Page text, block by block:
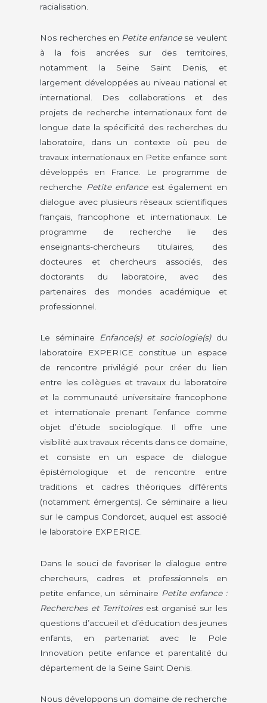
racialisation.
Nos recherches en Petite enfancese veulent
à la fois ancrées sur des territoires,
notamment la Seine Saint Denis, et
largement développées au niveau national et
international. Des collaborations et des
projets de recherche internationaux font de
longue date la spécificité des recherches du
laboratoire, dans un contexte où peu de
travaux internationaux en Petite enfance sont
développés en France. Le programme de
recherche
Petite enfance est également en
dialogue avec plusieurs réseaux scientifiques
français, francophone et internationaux. Le
programme de recherche lie des
enseignants-chercheurs titulaires, des
docteures et chercheurs associés, des
doctorants du laboratoire, avec des
partenaires des mondes académique et
professionnel.
Le séminaire Enfance(s) et sociologie(s)du
laboratoire EXPERICE constitue un espace
de rencontre privilégié pour créer du lien
entre les collègues et travaux du laboratoire
et la communauté universitaire francophone
et internationale prenant l’enfance comme
objet d’étude sociologique. Il offre une
visibilité aux travaux récents dans ce domaine,
et consiste en un espace de dialogue
épistémologique et de rencontre entre
traditions et cadres théoriques différents
(notamment émergents). Ce séminaire a lieu
sur le campus Condorcet, auquel est associé
le laboratoire EXPERICE.
Dans le souci de favoriser le dialogue entre
chercheurs, cadres et professionnels en
petite enfance, un séminaire Petite enfance :
Recherches et Territoiresest organisé sur les
questions d’accueil et d’éducation des jeunes
enfants, en partenariat avec le Pole
Innovation petite enfance et parentalité du
département de la Seine Saint Denis.
Nous développons un domaine de recherche